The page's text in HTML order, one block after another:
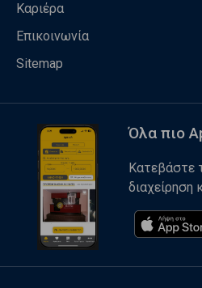
Καριέρα
Επικοινωνία
Sitemap
Όλα πιο
Κατεβάστε
διαχείρηση